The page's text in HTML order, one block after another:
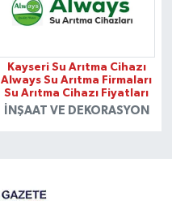
Kayseri Su Arıtma Cihazı
Always Su Arıtma Firmaları
Su Arıtma Cihazı Fiyatları
İNŞAAT VE DEKORASYON